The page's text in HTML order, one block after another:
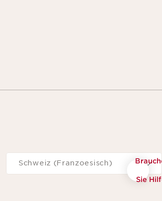
Sie
Navigieren Sie zu
Schweiz (Franzoesisch)